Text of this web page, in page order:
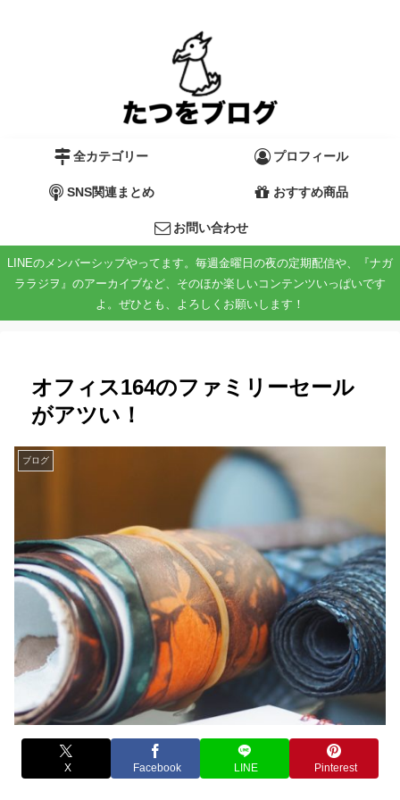
全カテゴリー プロフィール
SNS関連まとめ おすすめ商品
お問い合わせ
LINEのメンバーシップやってます。毎週金曜日の夜の定期配信や、『ナガ
ララジヲ』のアーカイブなど、そのほか楽しいコンテンツいっぱいです
よ。ぜひとも、よろしくお願いします！
オフィス164のファミリーセール
がアツい！
ブログ
X Facebook LINE Pinterest